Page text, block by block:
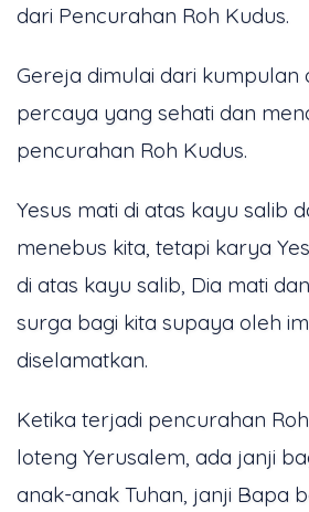
dari Pencurahan Roh Kudus.
Gereja dimulai dari kumpulan
percaya yang sehati dan
pencurahan Roh Kudus.
Yesus mati di atas kayu salib
menebus kita, tetapi karya
di atas kayu salib, Dia mati
surga bagi kita supaya oleh
diselamatkan.
Ketika terjadi pencurahan
loteng Yerusalem, ada janji
anak-anak Tuhan, janji Bapa